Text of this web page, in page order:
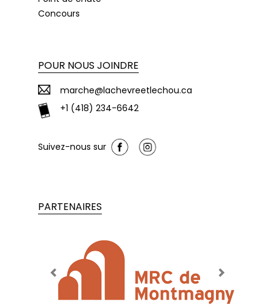
Concours
POUR NOUS JOINDRE
marche@lachevreetlechou.ca
+1 (418) 234-6642
Suivez-nous sur
PARTENAIRES
Previous Next